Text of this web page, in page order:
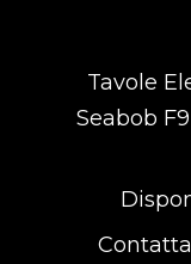
Tavole
Seabob